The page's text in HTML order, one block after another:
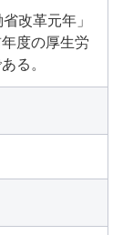
改革元年」
度の厚生労
る。